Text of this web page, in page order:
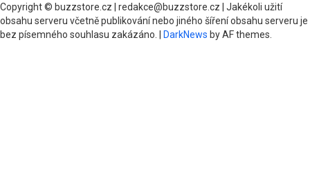
Copyright © buzzstore.cz | redakce@buzzstore.cz | Jakékoli užití
obsahu serveru včetně publikování nebo jiného šíření obsahu serveru je
bez písemného souhlasu zakázáno.
DarkNews by AF themes.